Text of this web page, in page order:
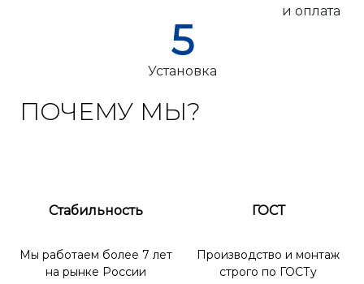
и оплата
5
Установка
ПОЧЕМУ МЫ?
Стабильность
Мы работаем более 7 лет
на рынке России
ГОСТ
Производство и монтаж
строго по ГОСТу